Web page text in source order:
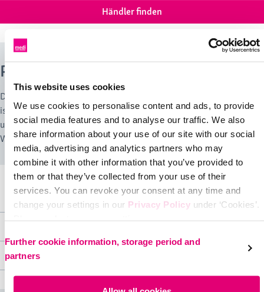
This website uses cookies
We use cookies to personalise content and ads, to provide
social media features and to analyse our traffic. We also
share information about your use of our site with our social
media, advertising and analytics partners who may
combine it with other information that you’ve provided to
them or that they’ve collected from your use of their
services. You can revoke your consent at any time and
change your settings in our Privacy Policy under ‘Cookies’.
Further cookie information, storage period and
partners
Händler finden
Patella-Korrektur-Soft Orthese
Die protect.PT soft ist eine PatellaKorrekturorthese. Das Produkt
ist ausschließlich zur orthetischen Versorgung des Knies bestimmt
und nur für den Gebrauch bei intakter Haut oder sachgemäßer
Wundversorgung einzusetzen.
Produktvorteile & Ausstattungsmerkmale
Hergestellt aus elastischem, atmungsaktivem und
Das anatomisch geformte Polster verhindert eine seitliche
Zweckbestimmung
protect.PT soft ist eine Orthese zur Korrektur und/oder
Material & Pflegehinweise